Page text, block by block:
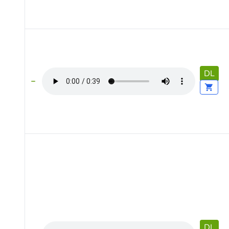
DL